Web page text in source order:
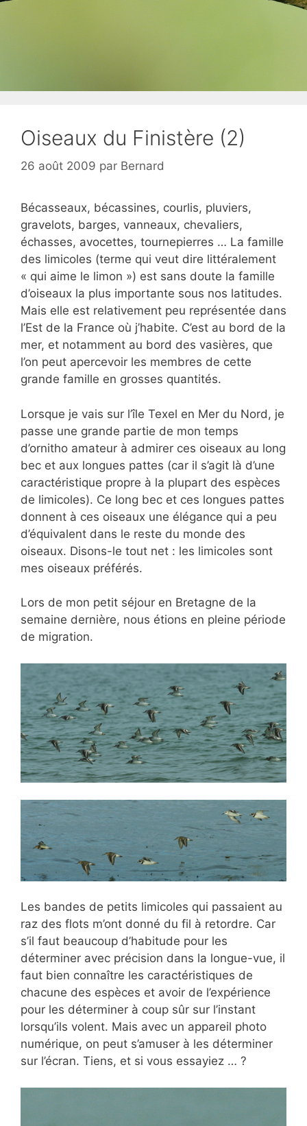
Oiseaux du Finistère (2)
26 août 2009 par Bernard
Bécasseaux, bécassines, courlis, pluviers,
gravelots, barges, vanneaux, chevaliers,
échasses, avocettes, tournepierres … La famille
des limicoles (terme qui veut dire littéralement
« qui aime le limon ») est sans doute la famille
d’oiseaux la plus importante sous nos latitudes.
Mais elle est relativement peu représentée dans
l’Est de la France où j’habite. C’est au bord de la
mer, et notamment au bord des vasières, que
l’on peut apercevoir les membres de cette
grande famille en grosses quantités.
Lorsque je vais sur l’île Texel en Mer du Nord, je
passe une grande partie de mon temps
d’ornitho amateur à admirer ces oiseaux au long
bec et aux longues pattes (car il s’agit là d’une
caractéristique propre à la plupart des espèces
de limicoles). Ce long bec et ces longues pattes
donnent à ces oiseaux une élégance qui a peu
d’équivalent dans le reste du monde des
oiseaux. Disons-le tout net : les limicoles sont
mes oiseaux préférés.
Lors de mon petit séjour en Bretagne de la
semaine dernière, nous étions en pleine période
de migration.
Les bandes de petits limicoles qui passaient au
raz des flots m’ont donné du fil à retordre. Car
s’il faut beaucoup d’habitude pour les
déterminer avec précision dans la longue-vue, il
faut bien connaître les caractéristiques de
chacune des espèces et avoir de l’expérience
pour les déterminer à coup sûr sur l’instant
lorsqu’ils volent. Mais avec un appareil photo
numérique, on peut s’amuser à les déterminer
sur l’écran. Tiens, et si vous essayiez … ?